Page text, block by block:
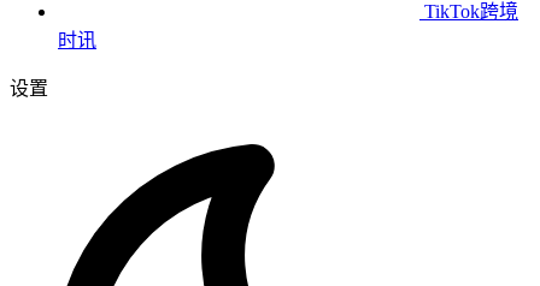
TikTok跨境
时讯
设置